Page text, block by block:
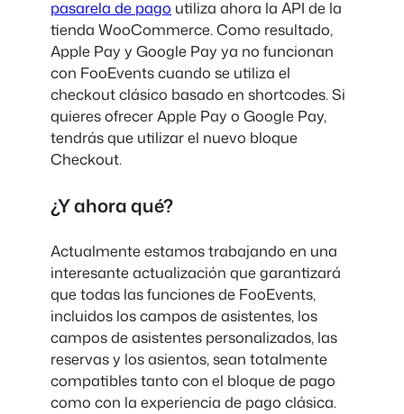
pasarela de pago utiliza ahora la API de la
tienda WooCommerce. Como resultado,
Apple Pay y Google Pay ya no funcionan
con FooEvents cuando se utiliza el
checkout clásico basado en shortcodes. Si
quieres ofrecer Apple Pay o Google Pay,
tendrás que utilizar el nuevo bloque
Checkout.
¿Y ahora qué?
Actualmente estamos trabajando en una
interesante actualización que garantizará
que todas las funciones de FooEvents,
incluidos los campos de asistentes, los
campos de asistentes personalizados, las
reservas y los asientos, sean totalmente
compatibles tanto con el bloque de pago
como con la experiencia de pago clásica.